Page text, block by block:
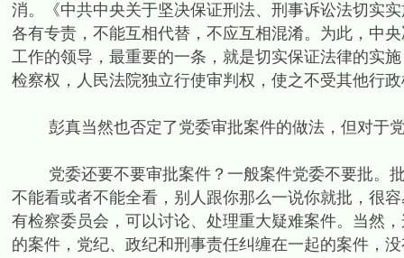
消。《中共中央关于坚决保证刑法、刑事诉讼法切实
各有专责，不能互相代替，不应互相混淆。为此，中
工作的领导，最重要的一条，就是切实保证法律的实
检察权，人民法院独立行使审判权，使之不受其他行
彭真当然也否定了党委审批案件的做法，但对于党
党委还要不要审批案件？一般案件党委不要批。批
不能看或者不能全看，别人跟你那么一说你就批，很
有检察委员会，可以讨论、处理重大疑难案件。当然
的案件，党纪、政纪和刑事责任纠缠在一起的案件，